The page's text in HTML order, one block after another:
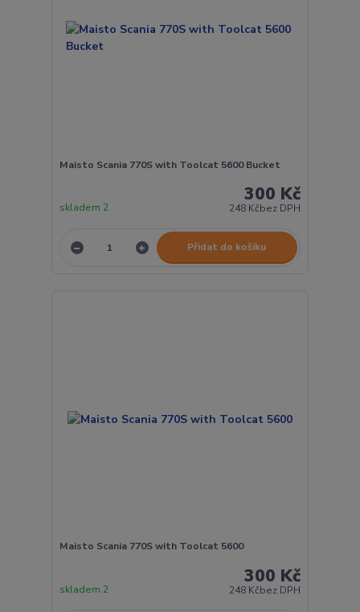
Maisto Scania 770S with Toolcat 5600 Bucket
300 Kč
248 Kčbez DPH
skladem 2
Přidat do košíku
Maisto Scania 770S with Toolcat 5600
300 Kč
248 Kčbez DPH
skladem 2